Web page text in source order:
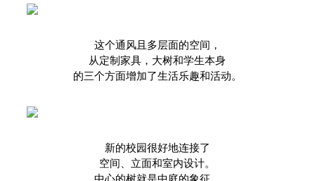
这个通风且多层面的空间，
从定制家具，大树和学生本身
的三个方面增加了生活乐趣和活动。
新的校园很好地连接了
空间、 立面和室内设计。
中心的树就是中庭的象征，